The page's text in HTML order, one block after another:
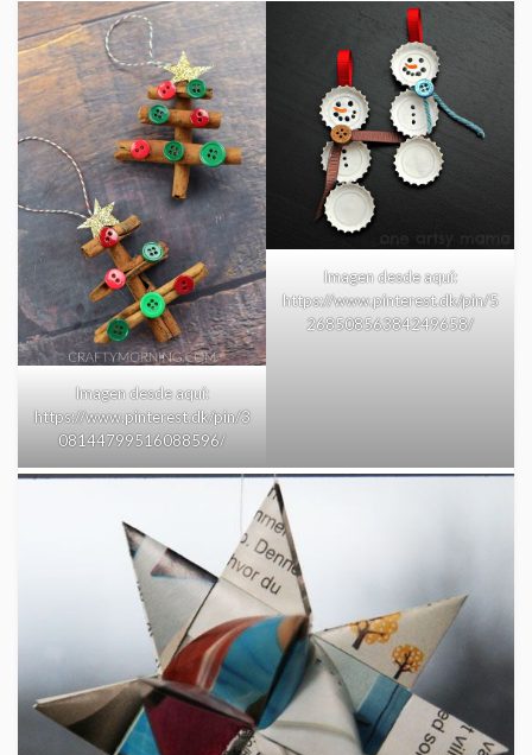
Imagen desde aquí:
https://www.pinterest.dk/pin/3
08144799516088596/
Imagen desde aquí:
https://www.pinterest.dk/pin/5
26850856384249658/